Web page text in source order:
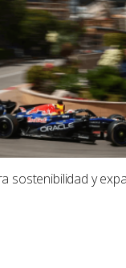
sostenibilidad y